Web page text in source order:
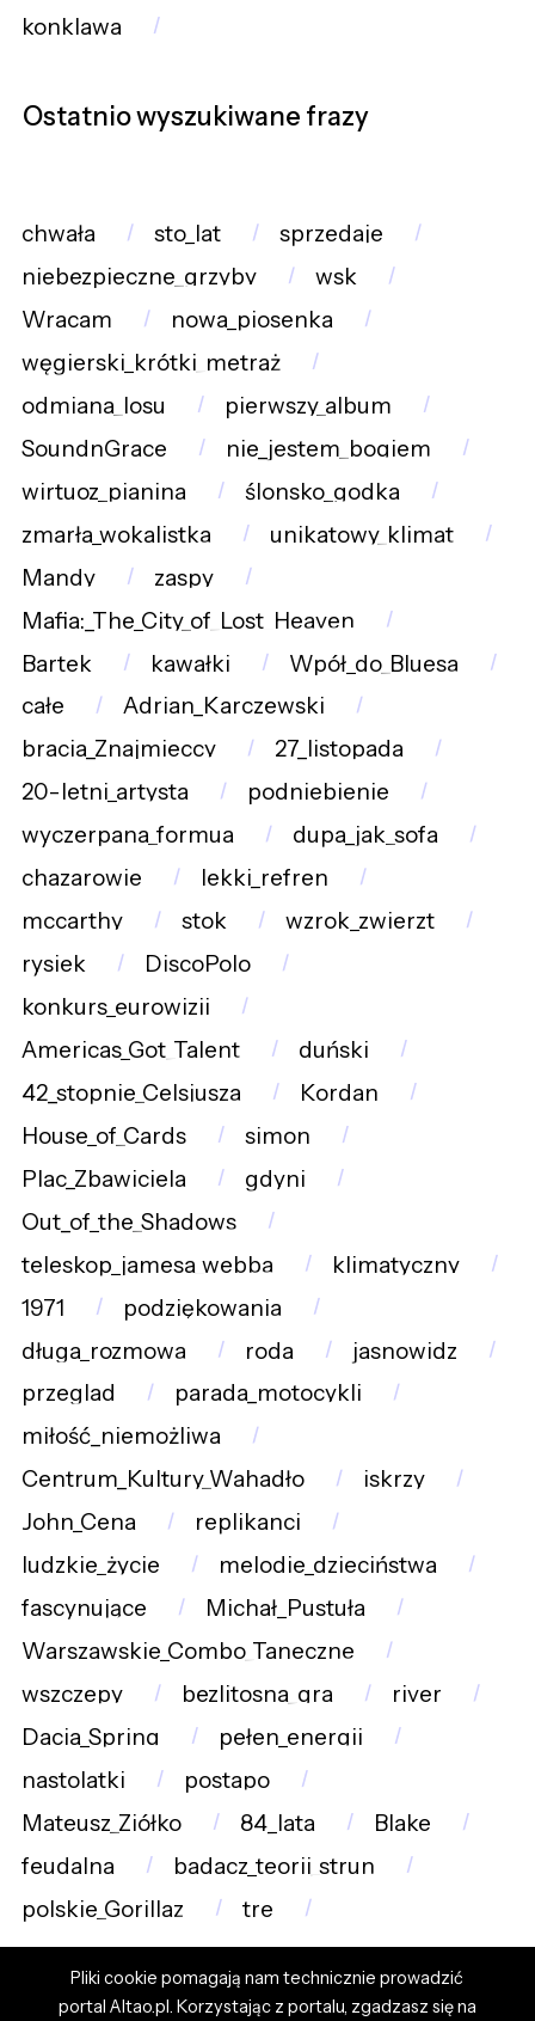
konklawa
Ostatnio wyszukiwane frazy
chwała sto_lat
sprzedaje
niebezpieczne_grzyby
wsk
Wracam
nowa_piosenka
węgierski_krótki_metraż
odmiana_losu
pierwszy_album
SoundnGrace
nie_jestem_bogiem
wirtuoz_pianina
ślonsko_godka
zmarła_wokalistka
unikatowy_klimat
Mandy
zaspy
Mafia:_The_City_of_Lost_Heaven
Bartek
kawałki
Wpół_do_Bluesa
całe
Adrian_Karczewski
bracia_Znajmieccy
27_listopada
20-letni_artysta
podniebienie
wyczerpana_formua
dupa_jak_sofa
chazarowie
lekki_refren
mccarthy
stok
wzrok_zwierzt
rysiek
DiscoPolo
konkurs_eurowizji
Americas_Got_Talent
duński
42_stopnie_Celsjusza
Kordan
House_of_Cards
simon
Plac_Zbawiciela
gdyni
Out_of_the_Shadows
teleskop_jamesa_webba
klimatyczny
1971
podziękowania
długa_rozmowa
roda
jasnowidz
przeglad
parada_motocykli
miłość_niemożliwa
Centrum_Kultury_Wahadło
iskrzy
John_Cena
replikanci
ludzkie_życie
melodie_dzieciństwa
fascynujące
Michał_Pustuła
Warszawskie_Combo_Taneczne
wszczepy
bezlitosna_gra
river
Dacia_Spring
pełen_energii
nastolatki
postapo
Mateusz_Ziółko
84_lata
Blake
feudalna
badacz_teorii_strun
polskie_Gorillaz
tre
Pliki cookie pomagają nam technicznie prowadzić
portal Altao.pl. Korzystając z portalu, zgadzasz się na